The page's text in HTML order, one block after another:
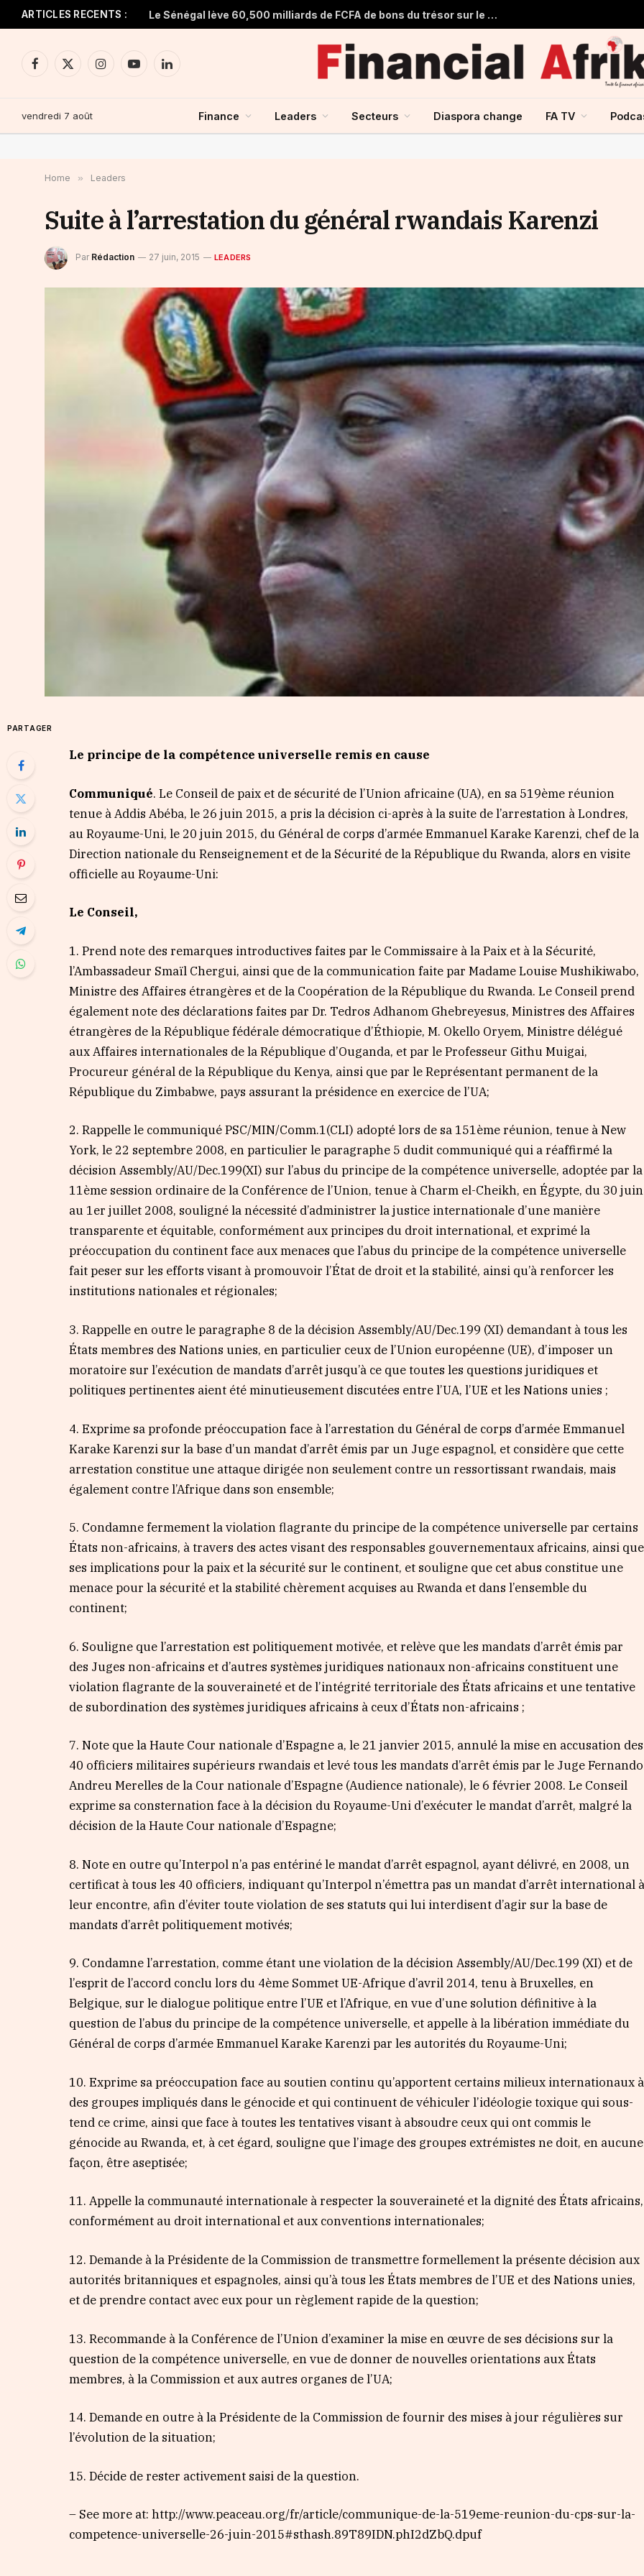
ARTICLES RECENTS : Le Sénégal lève 60,500 milliards de FCFA de bons du trésor sur le marché financier de l’UMOA
Facebook
X
InstagramYouTubeLinkedIn
vendredi 7 août Finance Leaders Secteurs Diaspora change FA TV
Home » Leaders
Suite à l’arrestation du général rwandais Karenzi
Par Rédaction 27 juin, 2015 LEADERS
PARTAGER
Le principe de la compétence universelle remis en cause
Communiqué. Le Conseil de paix et de sécurité de l’Union africaine (UA), en sa 519ème réunion
tenue à Addis Abéba, le 26 juin 2015, a pris la décision ci-après à la suite de l’arrestation à Londres,
au Royaume-Uni, le 20 juin 2015, du Général de corps d’armée Emmanuel Karake Karenzi, chef de la
Direction nationale du Renseignement et de la Sécurité de la République du Rwanda, alors en visite
officielle au Royaume-Uni:
Le Conseil,
1. Prend note des remarques introductives faites par le Commissaire à la Paix et à la Sécurité,
l’Ambassadeur Smaïl Chergui, ainsi que de la communication faite par Madame Louise Mushikiwabo,
Ministre des Affaires étrangères et de la Coopération de la République du Rwanda. Le Conseil prend
également note des déclarations faites par Dr. Tedros Adhanom Ghebreyesus, Ministres des Affaires
étrangères de la République fédérale démocratique d’Éthiopie, M. Okello Oryem, Ministre délégué
aux Affaires internationales de la République d’Ouganda, et par le Professeur Githu Muigai,
Procureur général de la République du Kenya, ainsi que par le Représentant permanent de la
République du Zimbabwe, pays assurant la présidence en exercice de l’UA;
2. Rappelle le communiqué PSC/MIN/Comm.1(CLI) adopté lors de sa 151ème réunion, tenue à New
York, le 22 septembre 2008, en particulier le paragraphe 5 dudit communiqué qui a réaffirmé la
décision Assembly/AU/Dec.199(XI) sur l’abus du principe de la compétence universelle, adoptée par la
11ème session ordinaire de la Conférence de l’Union, tenue à Charm el-Cheikh, en Égypte, du 30 juin
au 1er juillet 2008, souligné la nécessité d’administrer la justice internationale d’une manière
transparente et équitable, conformément aux principes du droit international, et exprimé la
préoccupation du continent face aux menaces que l’abus du principe de la compétence universelle
fait peser sur les efforts visant à promouvoir l’État de droit et la stabilité, ainsi qu’à renforcer les
institutions nationales et régionales;
3. Rappelle en outre le paragraphe 8 de la décision Assembly/AU/Dec.199 (XI) demandant à tous les
États membres des Nations unies, en particulier ceux de l’Union européenne (UE), d’imposer un
moratoire sur l’exécution de mandats d’arrêt jusqu’à ce que toutes les questions juridiques et
politiques pertinentes aient été minutieusement discutées entre l’UA, l’UE et les Nations unies ;
4. Exprime sa profonde préoccupation face à l’arrestation du Général de corps d’armée Emmanuel
Karake Karenzi sur la base d’un mandat d’arrêt émis par un Juge espagnol, et considère que cette
arrestation constitue une attaque dirigée non seulement contre un ressortissant rwandais, mais
également contre l’Afrique dans son ensemble;
5. Condamne fermement la violation flagrante du principe de la compétence universelle par certains
États non-africains, à travers des actes visant des responsables gouvernementaux africains, ainsi que
ses implications pour la paix et la sécurité sur le continent, et souligne que cet abus constitue une
menace pour la sécurité et la stabilité chèrement acquises au Rwanda et dans l’ensemble du
continent;
6. Souligne que l’arrestation est politiquement motivée, et relève que les mandats d’arrêt émis par
des Juges non-africains et d’autres systèmes juridiques nationaux non-africains constituent une
violation flagrante de la souveraineté et de l’intégrité territoriale des États africains et une tentative
de subordination des systèmes juridiques africains à ceux d’États non-africains ;
7. Note que la Haute Cour nationale d’Espagne a, le 21 janvier 2015, annulé la mise en accusation des
40 officiers militaires supérieurs rwandais et levé tous les mandats d’arrêt émis par le Juge Fernando
Andreu Merelles de la Cour nationale d’Espagne (Audience nationale), le 6 février 2008. Le Conseil
exprime sa consternation face à la décision du Royaume-Uni d’exécuter le mandat d’arrêt, malgré la
décision de la Haute Cour nationale d’Espagne;
8. Note en outre qu’Interpol n’a pas entériné le mandat d’arrêt espagnol, ayant délivré, en 2008, un
certificat à tous les 40 officiers, indiquant qu’Interpol n’émettra pas un mandat d’arrêt international
leur encontre, afin d’éviter toute violation de ses statuts qui lui interdisent d’agir sur la base de
mandats d’arrêt politiquement motivés;
9. Condamne l’arrestation, comme étant une violation de la décision Assembly/AU/Dec.199 (XI) et de
l’esprit de l’accord conclu lors du 4ème Sommet UE-Afrique d’avril 2014, tenu à Bruxelles, en
Belgique, sur le dialogue politique entre l’UE et l’Afrique, en vue d’une solution définitive à la
question de l’abus du principe de la compétence universelle, et appelle à la libération immédiate du
Général de corps d’armée Emmanuel Karake Karenzi par les autorités du Royaume-Uni;
10. Exprime sa préoccupation face au soutien continu qu’apportent certains milieux internationaux à
des groupes impliqués dans le génocide et qui continuent de véhiculer l’idéologie toxique qui sous-
tend ce crime, ainsi que face à toutes les tentatives visant à absoudre ceux qui ont commis le
génocide au Rwanda, et, à cet égard, souligne que l’image des groupes extrémistes ne doit, en aucune
façon, être aseptisée;
11. Appelle la communauté internationale à respecter la souveraineté et la dignité des États africains,
conformément au droit international et aux conventions internationales;
12. Demande à la Présidente de la Commission de transmettre formellement la présente décision aux
autorités britanniques et espagnoles, ainsi qu’à tous les États membres de l’UE et des Nations unies,
et de prendre contact avec eux pour un règlement rapide de la question;
13. Recommande à la Conférence de l’Union d’examiner la mise en œuvre de ses décisions sur la
question de la compétence universelle, en vue de donner de nouvelles orientations aux États
membres, à la Commission et aux autres organes de l’UA;
14. Demande en outre à la Présidente de la Commission de fournir des mises à jour régulières sur
l’évolution de la situation;
15. Décide de rester activement saisi de la question.
– See more at: http://www.peaceau.org/fr/article/communique-de-la-519eme-reunion-du-cps-sur-la-
competence-universelle-26-juin-2015#sthash.89T89IDN.phI2dZbQ.dpuf